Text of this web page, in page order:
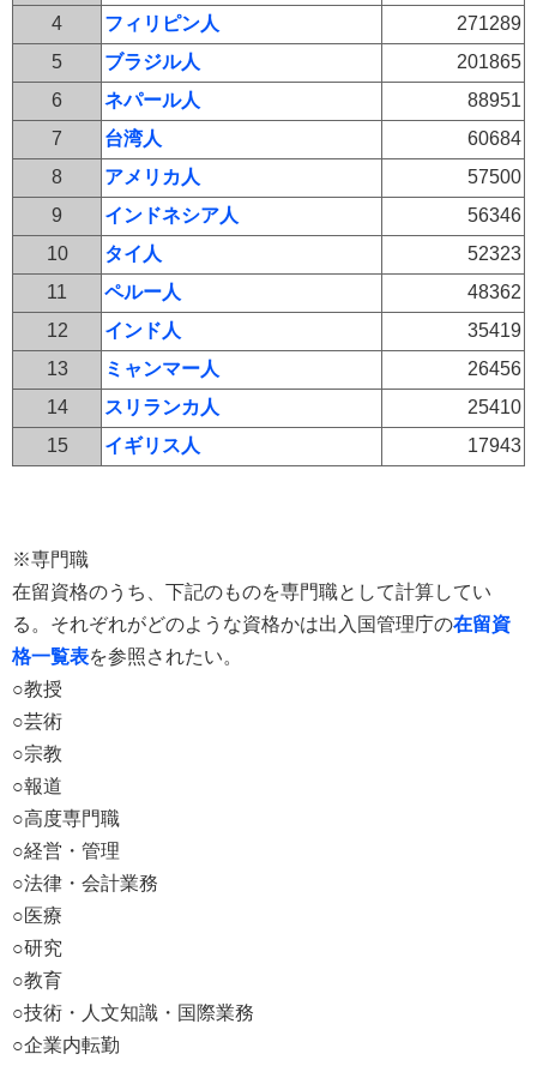
4
フィリピン人
271289
5
ブラジル人
201865
6
ネパール人
88951
7
台湾人
60684
8
アメリカ人
57500
9
インドネシア人
56346
10
タイ人
52323
11
ペルー人
48362
12
インド人
35419
13
ミャンマー人
26456
14
スリランカ人
25410
15
イギリス人 17943
※専門職
在留資格のうち、下記のものを専門職として計算してい
る。それぞれがどのような資格かは出入国管理庁の在留資
格一覧表を参照されたい。
○教授
○芸術
○宗教
○報道
○高度専門職
○経営・管理
○法律・会計業務
○医療
○研究
○教育
○技術・人文知識・国際業務
○企業内転勤